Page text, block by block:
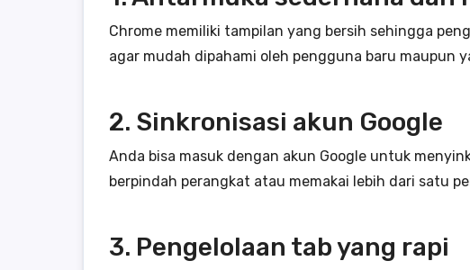
Chrome memiliki tampilan yang bersih sehingga
agar mudah dipahami oleh pengguna baru maupun
2. Sinkronisasi akun Google
Anda bisa masuk dengan akun Google untuk
berpindah perangkat atau memakai lebih dari satu
3. Pengelolaan tab yang rapi